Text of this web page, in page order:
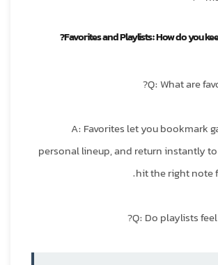
Favorites and Playlists: How do you
Q: What are
A: Favorites let you bookmark
personal lineup, and return instantly
hit the right note
Q: Do playlists